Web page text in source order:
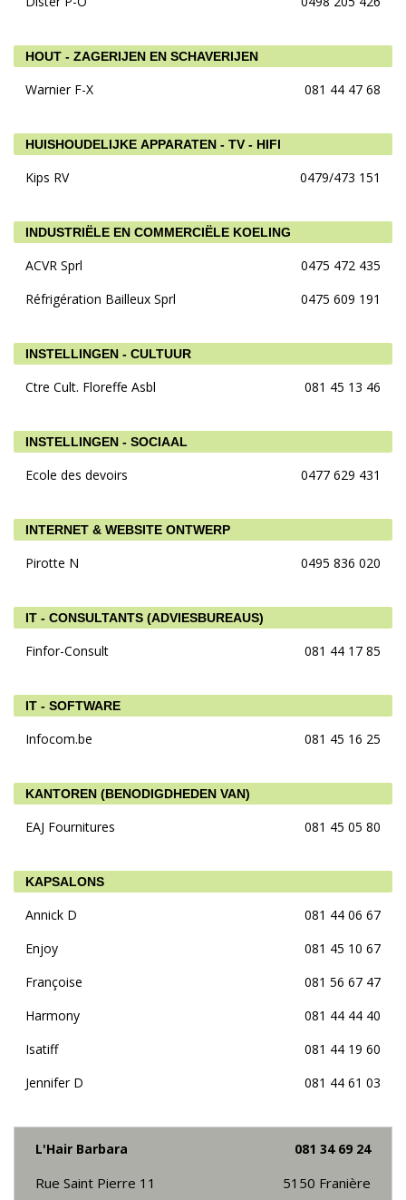
HOUT - ZAGERIJEN EN SCHAVERIJEN
Warnier F-X 081 44 47 68
HUISHOUDELIJKE APPARATEN - TV - HIFI
Kips RV 0479/473 151
INDUSTRIËLE EN COMMERCIËLE KOELING
ACVR Sprl
0475 472 435
Réfrigération Bailleux Sprl
0475 609 191
INSTELLINGEN - CULTUUR
Ctre Cult. Floreffe Asbl 081 45 13 46
INSTELLINGEN - SOCIAAL
Ecole des devoirs 0477 629 431
INTERNET & WEBSITE ONTWERP
Pirotte N 0495 836 020
IT - CONSULTANTS (ADVIESBUREAUS)
Finfor-Consult 081 44 17 85
IT - SOFTWARE
Infocom.be 081 45 16 25
KANTOREN (BENODIGDHEDEN VAN)
EAJ Fournitures 081 45 05 80
KAPSALONS
Annick D
081 44 06 67
Enjoy
081 45 10 67
Françoise
081 56 67 47
Harmony
081 44 44 40
Isatiff
081 44 19 60
Jennifer D
081 44 61 03
L'Hair Barbara 081 34 69 24
Rue Saint Pierre 11 5150 Franière